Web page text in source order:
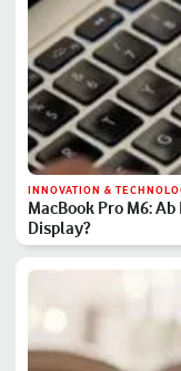
INNOVATION &
MacBook Pro M6:
Display?